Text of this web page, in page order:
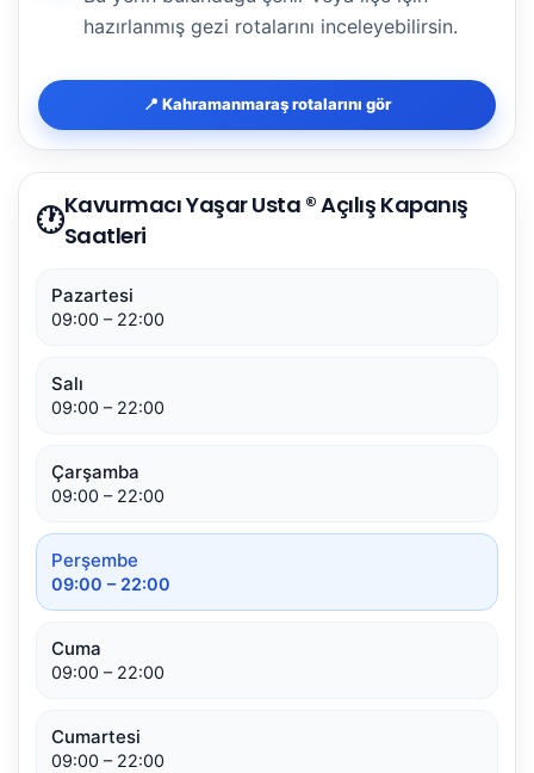
hazırlanmış gezi rotalarını inceleyebilirsin.
📍 Kahramanmaraş rotalarını gör
🕐Kavurmacı Yaşar Usta ® Açılış Kapanış
Saatleri
Pazartesi
09:00 – 22:00
Salı
09:00 – 22:00
Çarşamba
09:00 – 22:00
Perşembe
09:00 – 22:00
Cuma
09:00 – 22:00
Cumartesi
09:00 – 22:00